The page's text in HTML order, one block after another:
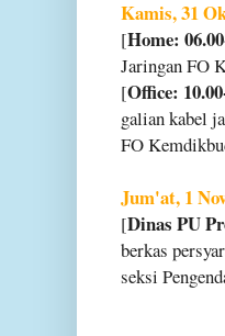
Kamis, 31
[Home:
Jaringan FO
[Office:
galian kabel
FO
Jum'at, 1
[Dinas PU
berkas
seksi